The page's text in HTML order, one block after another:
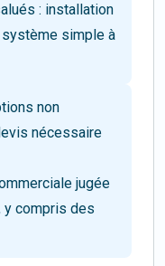
: installation
simple à
non
nécessaire
jugée
y compris des